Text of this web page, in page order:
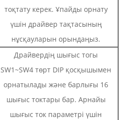
тоқтату керек. Ұпайды орнату
үшін драйвер тақтасының
нұсқауларын орындаңыз.
Драйвердің шығыс тогы
SW1~SW4 төрт DIP қосқышымен
орнатылады және барлығы 16
шығыс токтары бар. Арнайы
шығыс ток параметрі үшін